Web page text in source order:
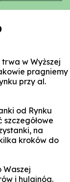
trwa w Wyższej
pragniemy
przy al.
od Rynku
szczegółowe
na
kroków do
Waszej
i hulajnóg.